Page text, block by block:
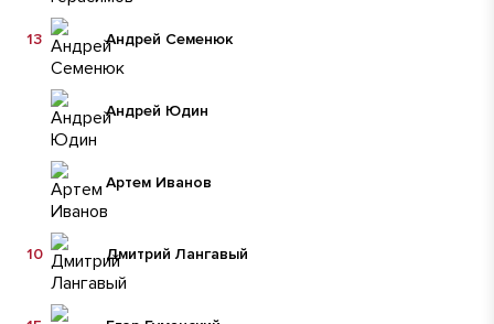
Андрей Семенюк
13
Андрей Юдин
Артем Иванов
Дмитрий Лангавый
10